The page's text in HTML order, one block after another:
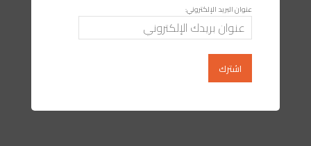
عنوان البريد الإلكتروني: